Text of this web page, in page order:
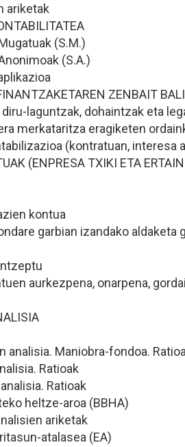
ariketak
(S.M.)
(S.A.)
ZENBAIT
laguntzak, dohaintzak eta
merkataritza eragiketen
(kontratuan, interesa
(ENPRESA TXIKI ETA
kontua
garbian izandako aldaketa
aurkezpena, onarpena,
analisia. Maniobra-fondoa.
Ratioak
Ratioak
heltze-aroa (BBHA)
ariketak
atalasea (EA)